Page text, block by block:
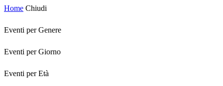
Home Chiudi
Eventi per Genere
Eventi per Giorno
Eventi per Età